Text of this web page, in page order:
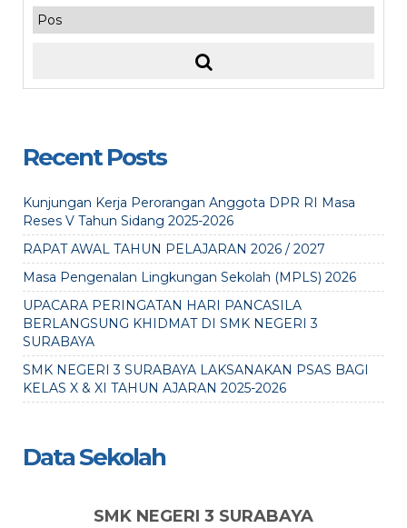
Recent Posts
Kunjungan Kerja Perorangan Anggota DPR RI Masa
Reses V Tahun Sidang 2025-2026
RAPAT AWAL TAHUN PELAJARAN 2026 / 2027
Masa Pengenalan Lingkungan Sekolah (MPLS) 2026
UPACARA PERINGATAN HARI PANCASILA
BERLANGSUNG KHIDMAT DI SMK NEGERI 3
SURABAYA
SMK NEGERI 3 SURABAYA LAKSANAKAN PSAS BAGI
KELAS X & XI TAHUN AJARAN 2025-2026
Data Sekolah
SMK NEGERI 3 SURABAYA